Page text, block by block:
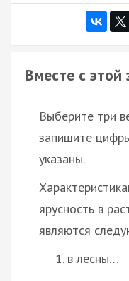
Вместе с
Выберите три
запишите
указаны.
ярусность в
являются
в лесны…